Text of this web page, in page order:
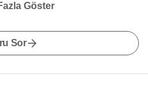
Göster
Sor